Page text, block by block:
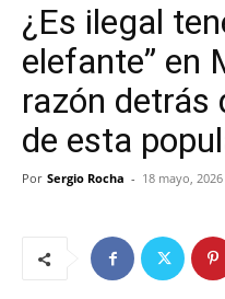
¿Es ilegal
elefante” en
razón detrás
de esta
Por Sergio Rocha - 18 mayo, 2026